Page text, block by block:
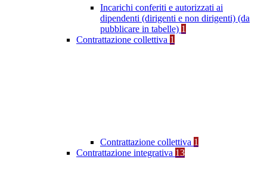
Incarichi conferiti e autorizzati ai
dipendenti (dirigenti e non dirigenti) (da
pubblicare in tabelle) 1
Contrattazione collettiva 1
Contrattazione collettiva 1
Contrattazione integrativa 13